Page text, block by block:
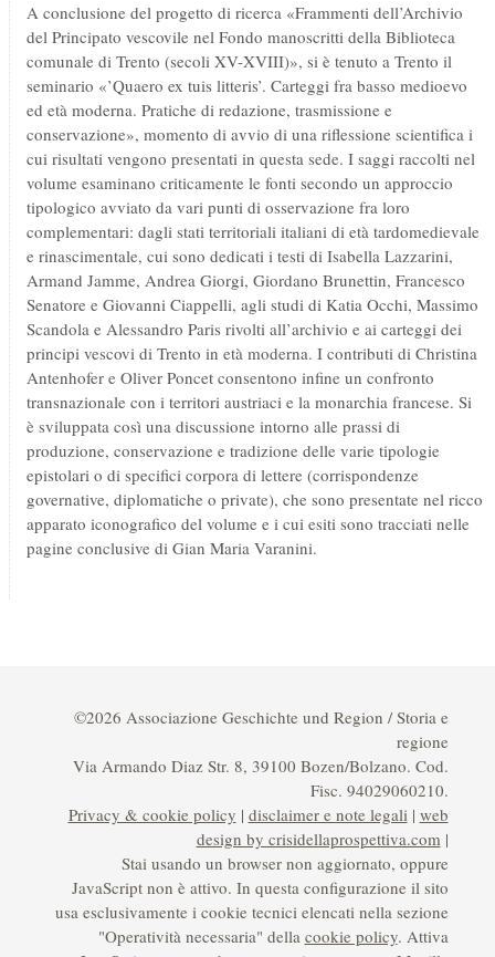
A conclusione del progetto di ricerca «Frammenti dell’Archivio
del Principato vescovile nel Fondo manoscritti della Biblioteca
comunale di Trento (secoli XV-XVIII)», si è tenuto a Trento il
seminario «’Quaero ex tuis litteris’. Carteggi fra basso medioevo
ed età moderna. Pratiche di redazione, trasmissione e
conservazione», momento di avvio di una riflessione scientifica i
cui risultati vengono presentati in questa sede. I saggi raccolti nel
volume esaminano criticamente le fonti secondo un approccio
tipologico avviato da vari punti di osservazione fra loro
complementari: dagli stati territoriali italiani di età tardomedievale
e rinascimentale, cui sono dedicati i testi di Isabella Lazzarini,
Armand Jamme, Andrea Giorgi, Giordano Brunettin, Francesco
Senatore e Giovanni Ciappelli, agli studi di Katia Occhi, Massimo
Scandola e Alessandro Paris rivolti all’archivio e ai carteggi dei
principi vescovi di Trento in età moderna. I contributi di Christina
Antenhofer e Oliver Poncet consentono infine un confronto
transnazionale con i territori austriaci e la monarchia francese. Si
è sviluppata così una discussione intorno alle prassi di
produzione, conservazione e tradizione delle varie tipologie
epistolari o di specifici corpora di lettere (corrispondenze
governative, diplomatiche o private), che sono presentate nel ricco
apparato iconografico del volume e i cui esiti sono tracciati nelle
pagine conclusive di Gian Maria Varanini.
©2026 Associazione Geschichte und Region / Storia e
regione
Via Armando Diaz Str. 8, 39100 Bozen/Bolzano. Cod.
Fisc. 94029060210.
Privacy & cookie policy | disclaimer e note legali| web
design by crisidellaprospettiva.com|
Stai usando un browser non aggiornato, oppure
JavaScript non è attivo. In questa configurazione il sito
usa esclusivamente i cookie tecnici elencati nella sezione
"Operatività necessaria" della cookie policy. Attiva